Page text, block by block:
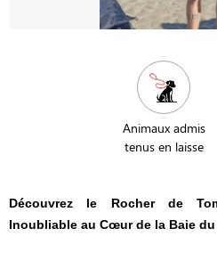
Animaux admis
tenus en laisse
Découvrez le Rocher de
Inoubliable au Cœur de la Baie